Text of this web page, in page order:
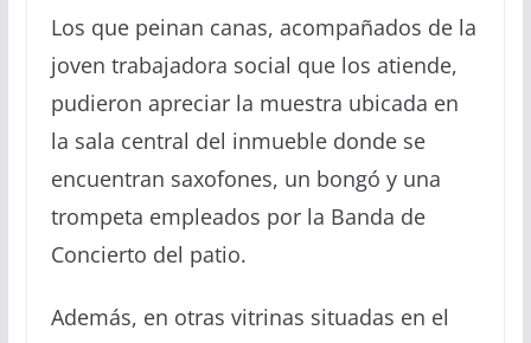
Los que peinan canas, acompañados de la
joven trabajadora social que los atiende,
pudieron apreciar la muestra ubicada en
la sala central del inmueble donde se
encuentran saxofones, un bongó y una
trompeta empleados por la Banda de
Concierto del patio.
Además, en otras vitrinas situadas en el